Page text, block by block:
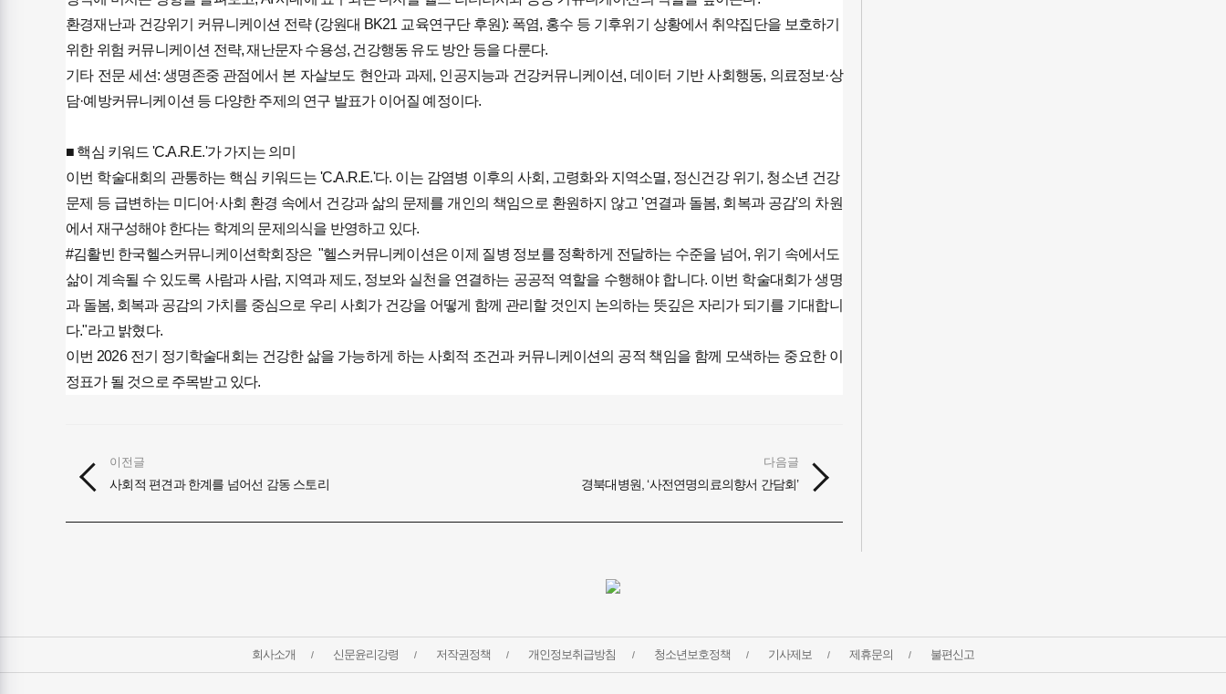
​환경재난과 건강위기 커뮤니케이션 전략 (강원대 BK21 교육연구단 후원): 폭염, 홍수 등 기후위기 상황에서 취약집단을 보호하기
위한 위험 커뮤니케이션 전략, 재난문자 수용성, 건강행동 유도 방안 등을 다룬다.
​기타 전문 세션: 생명존중 관점에서 본 자살보도 현안과 과제, 인공지능과 건강커뮤니케이션, 데이터 기반 사회행동, 의료정보·상
담·예방커뮤니케이션 등 다양한 주제의 연구 발표가 이어질 예정이다.
​■ 핵심 키워드 'C.A.R.E.'가 가지는 의미
​이번 학술대회의 관통하는 핵심 키워드는 'C.A.R.E.'다. 이는 감염병 이후의 사회, 고령화와 지역소멸, 정신건강 위기, 청소년 건강
문제 등 급변하는 미디어·사회 환경 속에서 건강과 삶의 문제를 개인의 책임으로 환원하지 않고 '연결과 돌봄, 회복과 공감'의 차원
에서 재구성해야 한다는 학계의 문제의식을 반영하고 있다.
#​김활빈 한국헬스커뮤니케이션학회장은  ​"헬스커뮤니케이션은 이제 질병 정보를 정확하게 전달하는 수준을 넘어, 위기 속에서도
삶이 계속될 수 있도록 사람과 사람, 지역과 제도, 정보와 실천을 연결하는 공공적 역할을 수행해야 합니다. 이번 학술대회가 생명
과 돌봄, 회복과 공감의 가치를 중심으로 우리 사회가 건강을 어떻게 함께 관리할 것인지 논의하는 뜻깊은 자리가 되기를 기대합니
다."라고 밝혔다.
​이번 2026 전기 정기학술대회는 건강한 삶을 가능하게 하는 사회적 조건과 커뮤니케이션의 공적 책임을 함께 모색하는 중요한 이
정표가 될 것으로 주목받고 있다.
이전글
사회적 편견과 한계를 넘어선 감동 스토리
다음글
경북대병원, ‘사전연명의료의향서 간담회’
회사소개
회사소개 신문윤리강령 저작권정책 개인정보취급방침 청소년보호정책 기사제보 제휴문의 불편신고